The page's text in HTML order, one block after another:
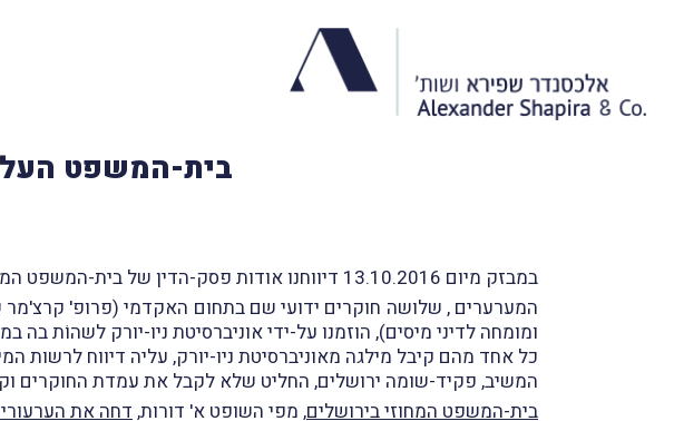
בית-המשפט
במבזק מיום 13.10.2016 דיווחנו אודות פסק-הדין של בית-המשפט המחוזי בירושלים בעניין
המערערים , שלושה חוקרים ידועי שם בתחום האקדמי (פרופ' קרצ'מר
ומומחה לדיני מיסים), הוזמנו על-ידי אוניברסיטת ניו-יורק לשהוֹת
כל אחד מהם קיבל מילגה מאוניברסיטת ניו-יורק, עליה דיווח לרשות
המשיב, פקיד-שומה ירושלים, החליט שלא לקבל את עמדת החוקרים
בית-המשפט המחוזי בירושלים, מפי השופט א' דורות,דחה את